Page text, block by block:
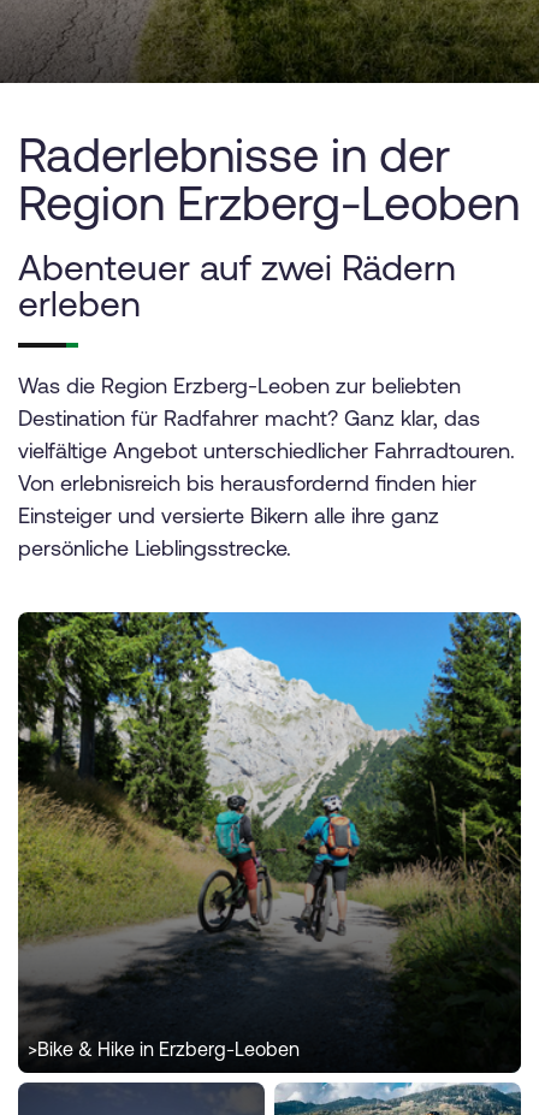
Raderlebnisse in der
Region Erzberg-Leoben
Abenteuer auf zwei Rädern
erleben
Was die Region Erzberg-Leoben zur beliebten
Destination für Radfahrer macht? Ganz klar, das
vielfältige Angebot unterschiedlicher Fahrradtouren.
Von erlebnisreich bis herausfordernd finden hier
Einsteiger und versierte Bikern alle ihre ganz
persönliche Lieblingsstrecke.
>Bike & Hike in Erzberg-Leoben